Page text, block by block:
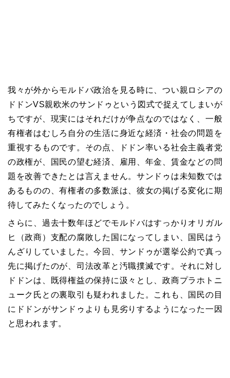
我々が外からモルドバ政治を見る時に、つい親ロシアの
ドドンVS親欧米のサンドゥという図式で捉えてしまいが
ちですが、現実にはそれだけが争点なのではなく、一般
有権者はむしろ自分の生活に身近な経済・社会の問題を
重視するものです。その点、ドドン率いる社会主義者党
の政権が、国民の望む経済、雇用、年金、賃金などの問
題を改善できたとは言えません。サンドゥは未知数では
あるものの、有権者の多数派は、彼女の掲げる変化に期
待してみたくなったのでしょう。
さらに、過去十数年ほどでモルドバはすっかりオリガル
ヒ（政商）支配の腐敗した国になってしまい、国民はう
んざりしていました。今回、サンドゥが選挙公約で真っ
先に掲げたのが、司法改革と汚職撲滅です。それに対し
ドドンは、既得権益の保持に汲々とし、政商プラホトニ
ューク氏との裏取引も疑われました。これも、国民の目
にドドンがサンドゥよりも見劣りするようになった一因
と思われます。